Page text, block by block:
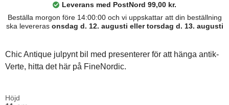
Leverans med PostNord 99,00 kr.
Beställa morgon före 14:00:00 och vi uppskattar att din beställning
ska levereras onsdag d. 12. augusti eller torsdag d. 13. augusti
Chic Antique julpynt bil med presenterer för att hänga antik-
Verte, hitta det här på FineNordic.
Höjd